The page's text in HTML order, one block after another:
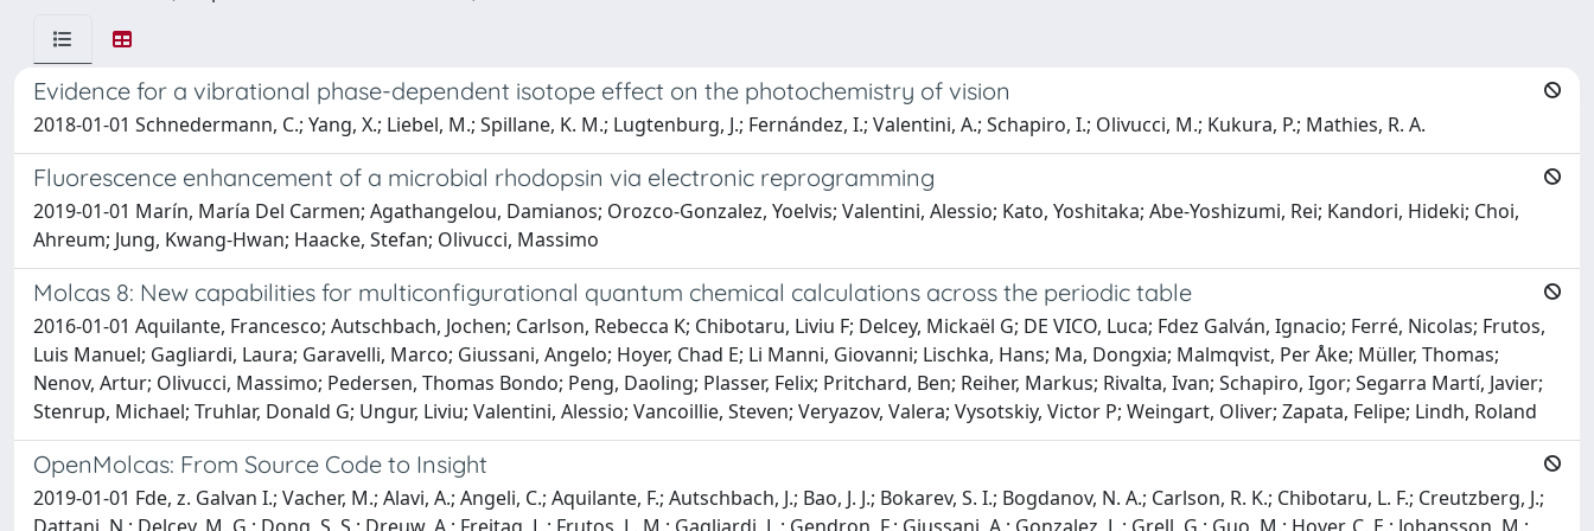
Evidence for a vibrational phase-dependent isotope effect on the photochemistry of vision
2018-01-01 Schnedermann, C.; Yang, X.; Liebel, M.; Spillane, K. M.; Lugtenburg, J.; Fernández, I.; Valentini, A.; Schapiro, I.; Olivucci, M.; Kukura, P.; Mathies, R. A.
Fluorescence enhancement of a microbial rhodopsin via electronic reprogramming
2019-01-01 Marín, María Del Carmen; Agathangelou, Damianos; Orozco-Gonzalez, Yoelvis; Valentini, Alessio; Kato, Yoshitaka; Abe-Yoshizumi, Rei; Kandori, Hideki; Choi,
Ahreum; Jung, Kwang-Hwan; Haacke, Stefan; Olivucci, Massimo
Molcas 8: New capabilities for multiconfigurational quantum chemical calculations across the periodic table
2016-01-01 Aquilante, Francesco; Autschbach, Jochen; Carlson, Rebecca K; Chibotaru, Liviu F; Delcey, Mickaël G; DE VICO, Luca; Fdez Galván, Ignacio; Ferré, Nicolas; Frutos,
Luis Manuel; Gagliardi, Laura; Garavelli, Marco; Giussani, Angelo; Hoyer, Chad E; Li Manni, Giovanni; Lischka, Hans; Ma, Dongxia; Malmqvist, Per Åke; Müller, Thomas;
Nenov, Artur; Olivucci, Massimo; Pedersen, Thomas Bondo; Peng, Daoling; Plasser, Felix; Pritchard, Ben; Reiher, Markus; Rivalta, Ivan; Schapiro, Igor; Segarra Martí, Javier;
Stenrup, Michael; Truhlar, Donald G; Ungur, Liviu; Valentini, Alessio; Vancoillie, Steven; Veryazov, Valera; Vysotskiy, Victor P; Weingart, Oliver; Zapata, Felipe; Lindh, Roland
OpenMolcas: From Source Code to Insight
2019-01-01 Fde, z. Galvan I.; Vacher, M.; Alavi, A.; Angeli, C.; Aquilante, F.; Autschbach, J.; Bao, J. J.; Bokarev, S. I.; Bogdanov, N. A.; Carlson, R. K.; Chibotaru, L. F.; Creutzberg, J.;